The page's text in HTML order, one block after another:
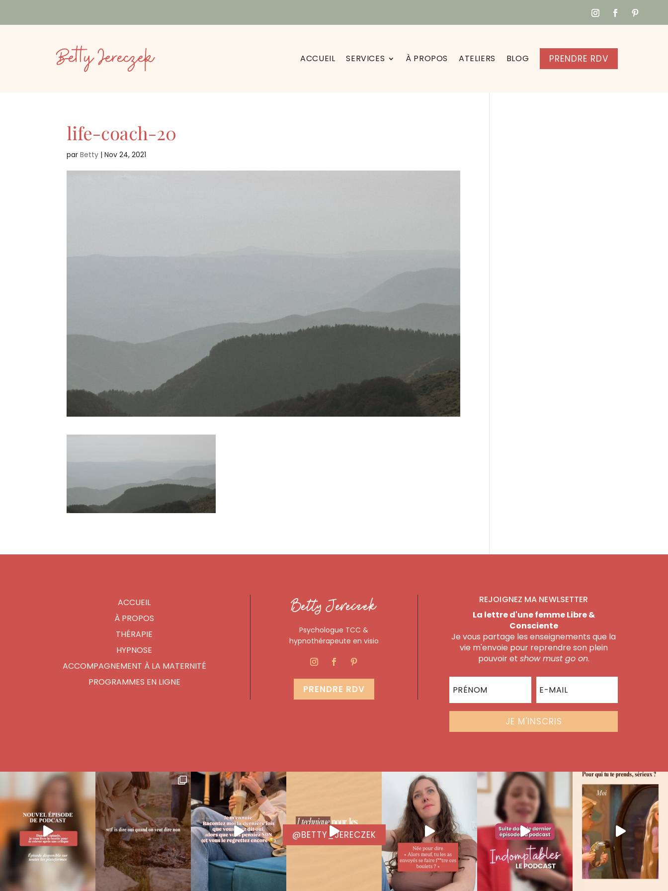
ACCUEIL SERVICES À PROPOS ATELIERS BLOG PRENDRE RDV
life-coach-20
parBetty |Nov 24, 2021
ACCUEIL
À PROPOS
THÉRAPIE
HYPNOSE
ACCOMPAGNEMENT À LA MATERNITÉ
PROGRAMMES EN LIGNE
Betty Jereczek
Psychologue TCC &
hypnothérapeute en visio
PRENDRE RDV
REJOIGNEZ MA NEWLSETTER
La lettre d'une femme Libre &
Consciente
Je vous partage les enseignements que la
vie m'envoie pour reprendre son plein
pouvoir et show must go on.
JE M'INSCRIS
@BETTY_JERECZEK